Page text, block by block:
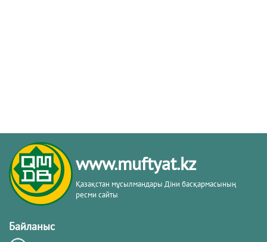
www.muftyat.kz
Қазақстан мұсылмандары Діни басқармасының
ресми сайты
Байланыс